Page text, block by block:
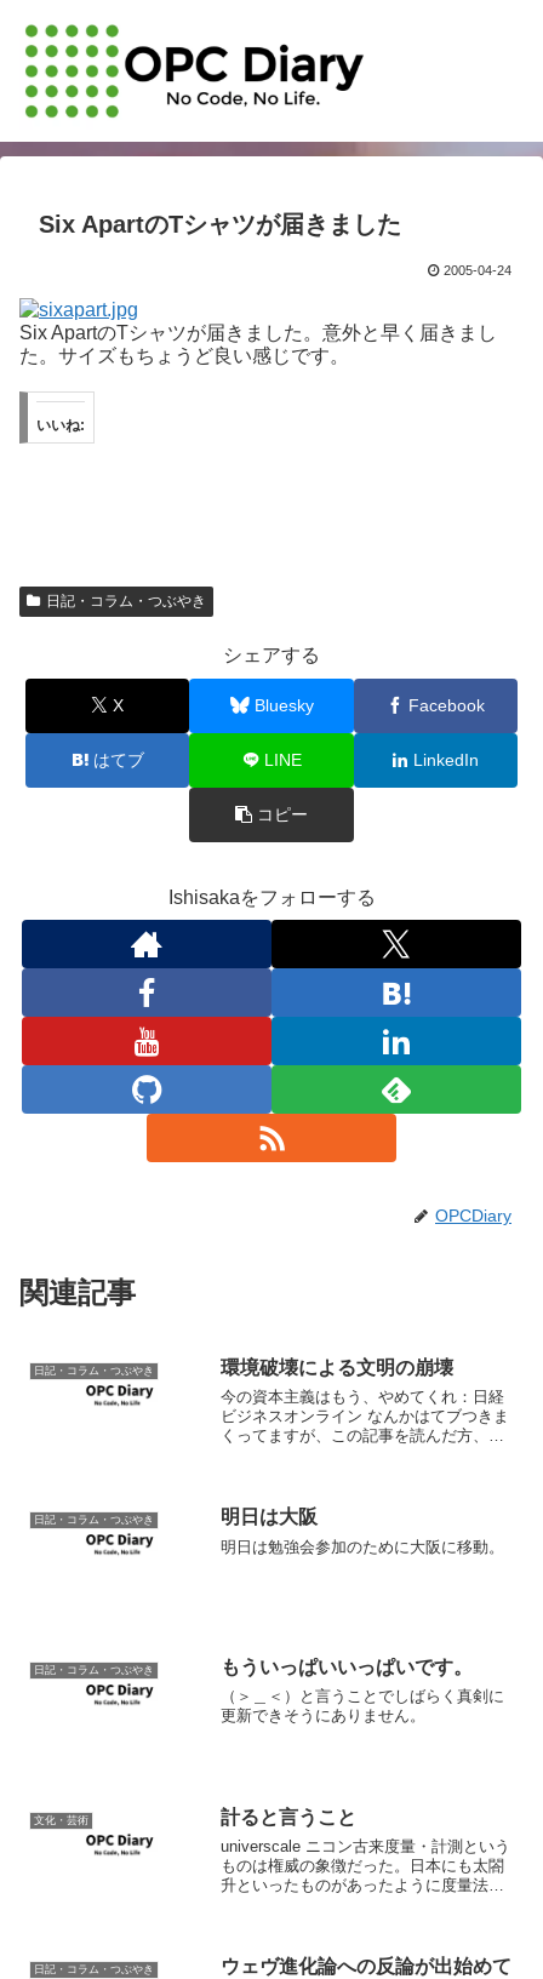
Six ApartのTシャツが届きました
2005-04-24
Six ApartのTシャツが届きました。意外と早く届きまし
た。サイズもちょうど良い感じです。
いいね:
日記・コラム・つぶやき
シェアする
X Bluesky Facebook
はてブ LINE LinkedIn
コピー
Ishisakaをフォローする
OPCDiary
関連記事
日記・コラム・つぶやき 環境破壊による文明の崩壊
今の資本主義はもう、やめてくれ：日経
ビジネスオンライン なんかはてブつきま
くってますが、この記事を読んだ方、も
さい。大著ですが十分楽...
日記・コラム・つぶやき 明日は大阪
明日は勉強会参加のために大阪に移動。
日記・コラム・つぶやき もういっぱいいっぱいです。
（＞＿＜）と言うことでしばらく真剣に
更新できそうにありません。
文化・芸術 計ると言うこと
universcale ニコン古来度量・計測という
ものは権威の象徴だった。日本にも太閤
升といったものがあったように度量法と
基準とされ...
日記・コラム・つぶやき
ウェヴ進化論への反論が出始めて